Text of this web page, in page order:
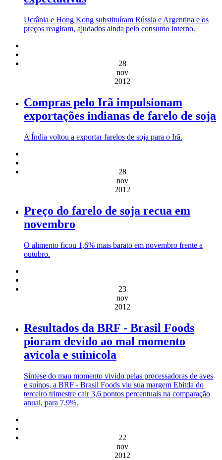
Ucrânia e Hong Kong substituíram Rússia e Argentina e os
preços reagiram, ajudados ainda pelo consumo interno.
28
nov
2012
Compras pelo Irã impulsionam
exportações indianas de farelo de soja
A Índia voltou a exportar farelos de soja para o Irã.
28
nov
2012
Preço do farelo de soja recua em
novembro
O alimento ficou 1,6% mais barato em novembro frente a
outubro.
23
nov
2012
Resultados da BRF - Brasil Foods
pioram devido ao mal momento
avícola e suinícola
Síntese do mau momento vivido pelas processadoras de aves
e suínos, a BRF - Brasil Foods viu sua margem Ebitda do
terceiro trimestre cair 3,6 pontos percentuais na comparação
anual, para 7,9%.
22
nov
2012